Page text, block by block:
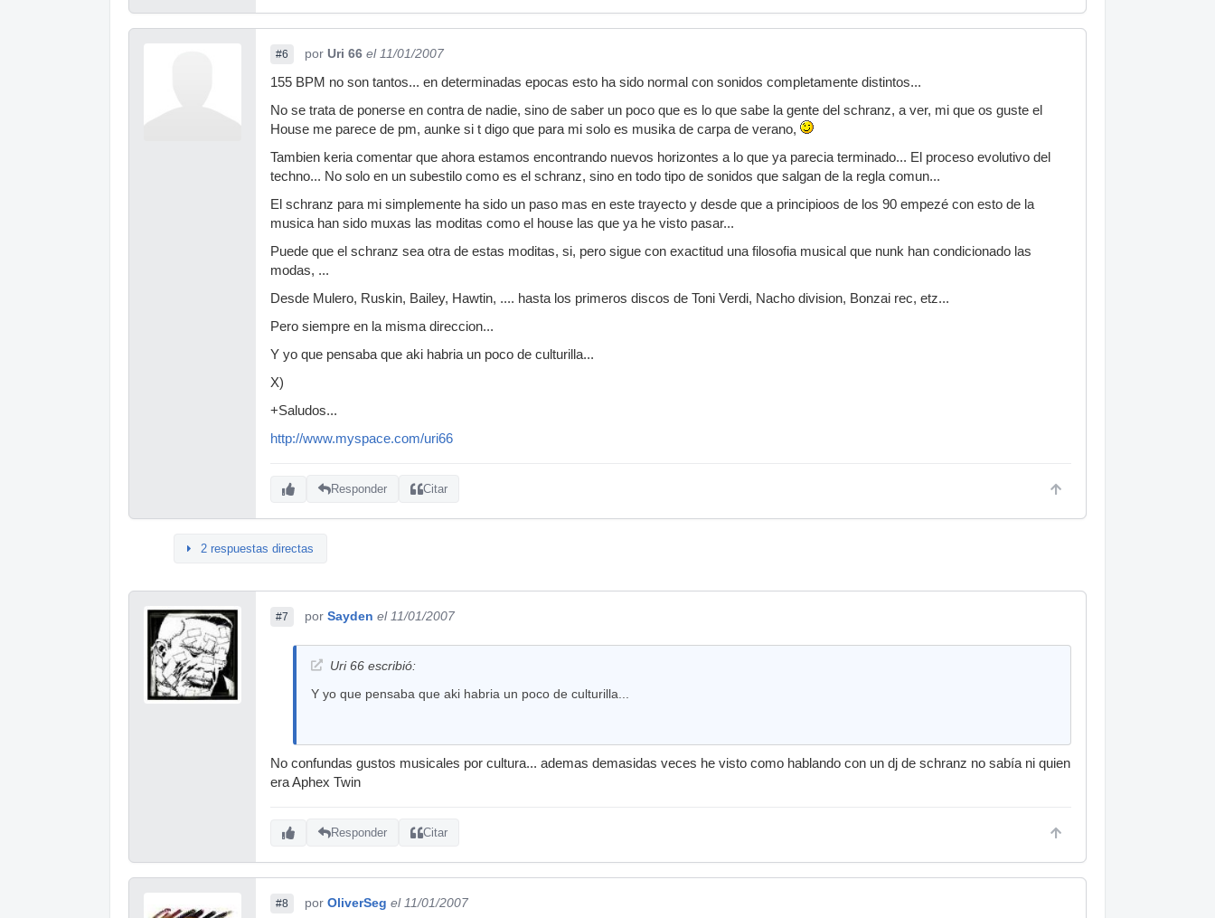
#6 por Uri 66 el 11/01/2007
155 BPM no son tantos... en determinadas epocas esto ha sido normal con sonidos completamente distintos...
No se trata de ponerse en contra de nadie, sino de saber un poco que es lo que sabe la gente del schranz, a ver, mi que os guste el
House me parece de pm, aunke si t digo que para mi solo es musika de carpa de verano,
Tambien keria comentar que ahora estamos encontrando nuevos horizontes a lo que ya parecia terminado... El proceso evolutivo del
techno... No solo en un subestilo como es el schranz, sino en todo tipo de sonidos que salgan de la regla comun...
El schranz para mi simplemente ha sido un paso mas en este trayecto y desde que a principioos de los 90 empezé con esto de la
musica han sido muxas las moditas como el house las que ya he visto pasar...
Puede que el schranz sea otra de estas moditas, si, pero sigue con exactitud una filosofia musical que nunk han condicionado las
modas, ...
Desde Mulero, Ruskin, Bailey, Hawtin, .... hasta los primeros discos de Toni Verdi, Nacho division, Bonzai rec, etz...
Pero siempre en la misma direccion...
Y yo que pensaba que aki habria un poco de culturilla...
X)
+Saludos...
http://www.myspace.com/uri66
Responder Citar
2 respuestas directas
#7 por Sayden el 11/01/2007
Uri 66 escribió:
Y yo que pensaba que aki habria un poco de culturilla...
No confundas gustos musicales por cultura... ademas demasidas veces he visto como hablando con un dj de schranz no sabía ni quien
era Aphex Twin
Responder Citar
#8 por OliverSeg el 11/01/2007